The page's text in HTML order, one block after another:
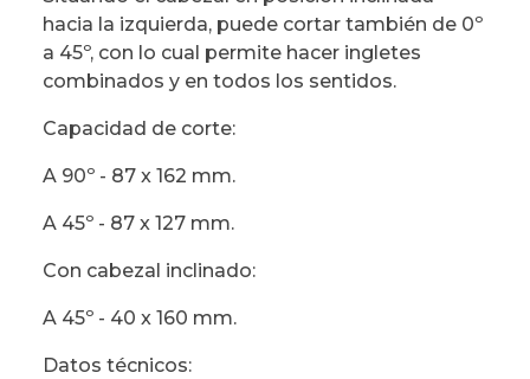
hacia la izquierda, puede cortar también de 0º
a 45º, con lo cual permite hacer ingletes
combinados y en todos los sentidos.
Capacidad de corte:
A 90º - 87 x 162 mm.
A 45º - 87 x 127 mm.
Con cabezal inclinado:
A 45º - 40 x 160 mm.
Datos técnicos: